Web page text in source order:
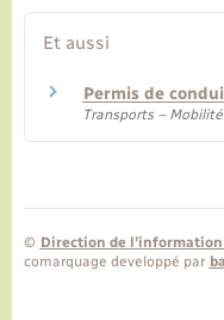
Et aussi
Permis de
Transports – Mobilité
© Direction de
comarquage developpé par